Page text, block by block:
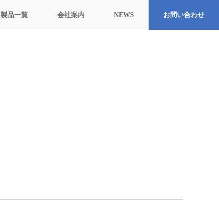
製品一覧 会社案内 NEWS お問い合わせ